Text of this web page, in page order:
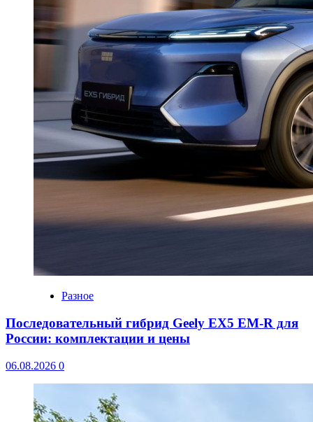
Разное
Последовательный гибрид Geely EX5 EM-R для
России: комплектации и цены
06.08.2026 0